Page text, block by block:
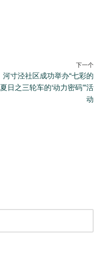
下一个
河寸泾社区成功举办“七彩的
夏日之三轮车的‘动力密码’”活
动